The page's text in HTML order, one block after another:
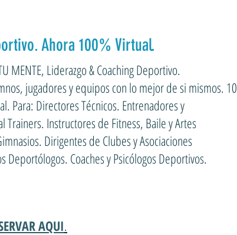
Ahora 100% Virtual.
MENTE, Liderazgo & Coaching Deportivo.
jugadores y equipos con lo mejor de si mismos. 10
Para: Directores Técnicos. Entrenadores y
Instructores de Fitness, Baile y Artes
Dirigentes de Clubes y Asociaciones
Coaches y Psicólogos Deportivos.
AQUI.